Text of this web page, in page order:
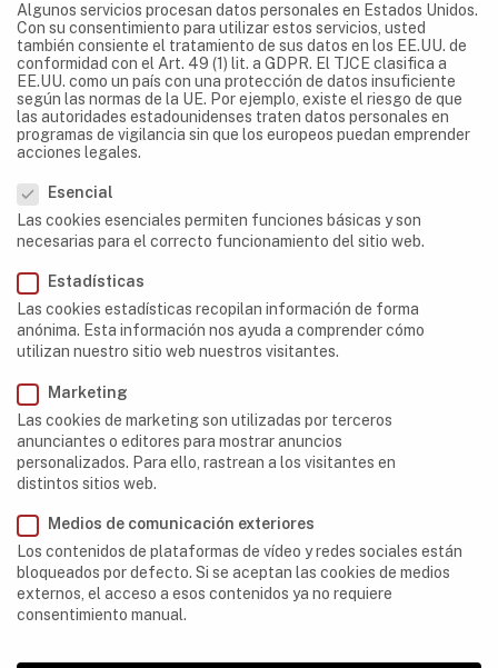
Etiopía
Gabón
Kenia
Lesotho
Libia
Madagascar
Mauritania
Marruecos
Nigeria
Reunión
Sudáfrica
ABOUT US
Algunos servicios procesan datos personales en Estados Unidos.
Con su consentimiento para utilizar estos servicios, usted
también consiente el tratamiento de sus datos en los EE.UU. de
conformidad con el Art. 49 (1) lit. a GDPR. El TJCE clasifica a
EE.UU. como un país con una protección de datos insuficiente
según las normas de la UE. Por ejemplo, existe el riesgo de que
las autoridades estadounidenses traten datos personales en
programas de vigilancia sin que los europeos puedan emprender
acciones legales.
Esencial
Las cookies esenciales permiten funciones básicas y son
necesarias para el correcto funcionamiento del sitio web.
Estadísticas
Las cookies estadísticas recopilan información de forma
anónima. Esta información nos ayuda a comprender cómo
utilizan nuestro sitio web nuestros visitantes.
Marketing
Las cookies de marketing son utilizadas por terceros
anunciantes o editores para mostrar anuncios
personalizados. Para ello, rastrean a los visitantes en
distintos sitios web.
Medios de comunicación exteriores
Los contenidos de plataformas de vídeo y redes sociales están
bloqueados por defecto. Si se aceptan las cookies de medios
externos, el acceso a esos contenidos ya no requiere
consentimiento manual.